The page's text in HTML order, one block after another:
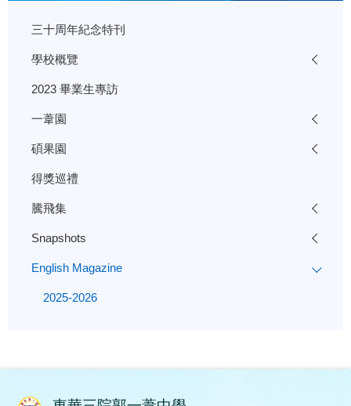
三十周年紀念特刊
學校概覽
2023 畢業生專訪
一葦園
碩果園
得獎巡禮
騰飛集
Snapshots
English Magazine
2025-2026